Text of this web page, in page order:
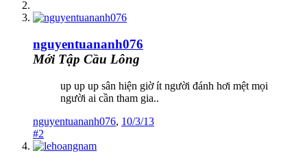
nguyentuananh076
Mới Tập Cầu Lông
up up up sân hiện giờ ít người đánh hơi mệt mọi
người ai cần tham gia..
nguyentuananh076, 10/3/13
#2